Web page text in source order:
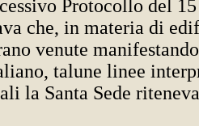
Protocollo del
che, in materia di
venute
talune linee
la Santa Sede